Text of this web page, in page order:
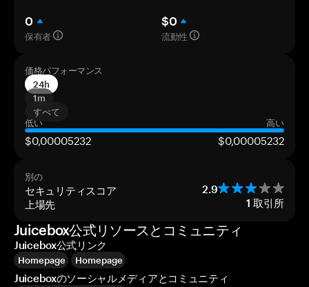
0
保有者
$0
流動性
価格パフォーマンス
24h
1m
すべて
低い
高い
$0,00005232 $0,00005232
別の
セキュリティスコア 2.9
上場先 1 取引所
Juicebox公式リソースとコミュニティ
Juicebox公式リンク
Homepage Homepage
Juiceboxのソーシャルメディアとコミュニティ